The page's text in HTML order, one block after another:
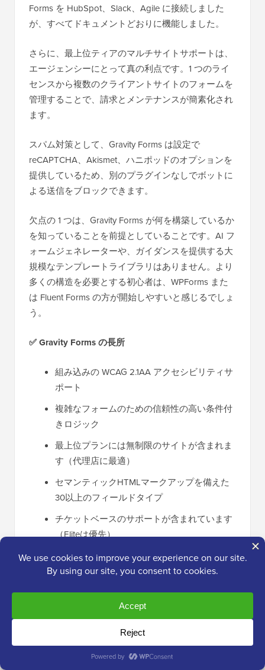
Forms を HubSpot、Slack、Agile に接続しました
が、すべてドキュメントどおりに機能しました。
さらに、最上位ティアのマルチサイトサポートは、
エージェンシーにとって真の利点です。1 つのライ
センスから複数のクライアントサイトのフォームを
管理することで、請求とメンテナンスが簡素化され
ます。
スパム対策として、Gravity Forms は設定で
reCAPTCHA、Akismet、ハニポッドのオプションを
提供しているため、別のプラグインなしでボットに
よる送信をブロックできます。
欠点の 1 つは、Gravity Forms が何を構築しているか
を知っていることを前提としていることです。AI フ
ォームジェネレーターや、ガイダンスを提供する大
規模なテンプレートライブラリはありません。より
多くの構造を必要とする初心者は、WPForms また
は Fluent Forms の方が開始しやすいと感じるでしょ
う。
✅ Gravity Forms の長所
組み込みの WCAG 2.1AA アクセシビリティサ
ポート
複雑なフォームのための信頼性の高い条件付
きロジック
最上位プランには無制限のサイトが含まれま
す（代理店に最適）
セマンティックHTMLマークアップを備えた
30以上のフィールドタイプ
チケットベースのサポートが含まれています
（Eliteは優先）
50以上のサードパーティ連携
初心者には学習曲線が急
競合他社よりも事前構築済みテンプレートが